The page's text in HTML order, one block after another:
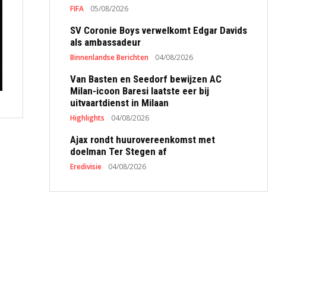
FIFA 05/08/2026
SV Coronie Boys verwelkomt Edgar Davids
als ambassadeur
Binnenlandse Berichten 04/08/2026
Van Basten en Seedorf bewijzen AC
Milan-icoon Baresi laatste eer bij
uitvaartdienst in Milaan
Highlights 04/08/2026
Ajax rondt huurovereenkomst met
doelman Ter Stegen af
Eredivisie 04/08/2026